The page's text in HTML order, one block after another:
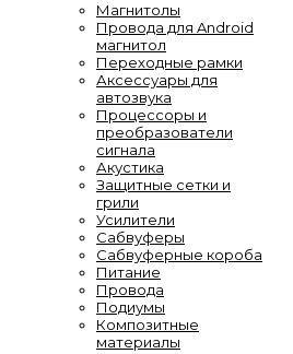
Магнитолы
Провода для Android
магнитол
Переходные рамки
Аксессуары для
автозвука
Процессоры и
преобразователи
сигнала
Акустика
Защитные сетки и
грили
Усилители
Сабвуферы
Сабвуферные короба
Питание
Провода
Подиумы
Композитные
материалы